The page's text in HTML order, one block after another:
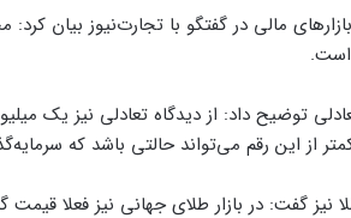
از این رقم می‌تواند حالتی باشد که